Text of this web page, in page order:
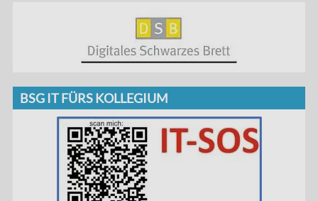
BSG IT FÜRS KOLLEGIUM